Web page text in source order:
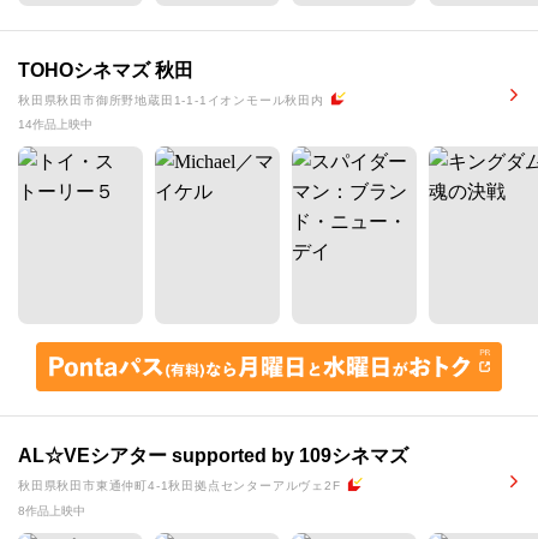
TOHOシネマズ 秋田
秋田県秋田市御所野地蔵田1-1-1イオンモール秋田内
14作品上映中
AL☆VEシアター supported by 109シネマズ
秋田県秋田市東通仲町4-1秋田拠点センターアルヴェ2F
8作品上映中